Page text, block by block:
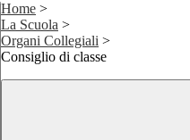
Home >
La Scuola >
Organi Collegiali >
Consiglio di classe